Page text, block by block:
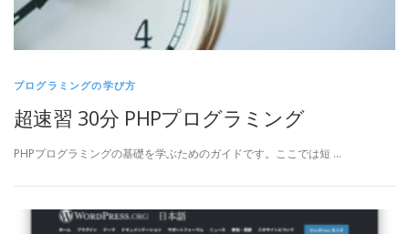
プログラミングの学び方
超速習 30分 PHPプログラミング
PHPプログラミングの基礎を学ぶためのガイドです。ここでは短 …